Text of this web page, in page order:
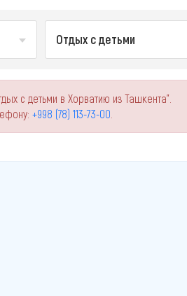
Отдых с детьми
с детьми в Хорватию из Ташкента".
+998 (78) 113-73-00